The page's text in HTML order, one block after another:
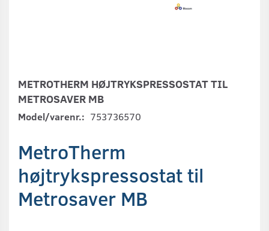
METROTHERM HØJTRYKSPRESSOSTAT TIL
METROSAVER MB
Model/varenr.: 753736570
MetroTherm
højtrykspressostat til
Metrosaver MB